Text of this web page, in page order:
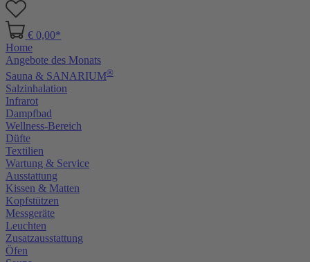
€ 0,00*
Home
Angebote des Monats
Sauna & SANARIUM®
Salzinhalation
Infrarot
Dampfbad
Wellness-Bereich
Düfte
Textilien
Wartung & Service
Ausstattung
Kissen & Matten
Kopfstützen
Messgeräte
Leuchten
Zusatzausstattung
Öfen